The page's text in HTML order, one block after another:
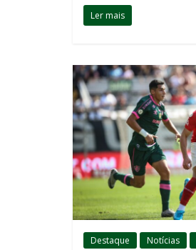
Ler mais
Destaque Notícias